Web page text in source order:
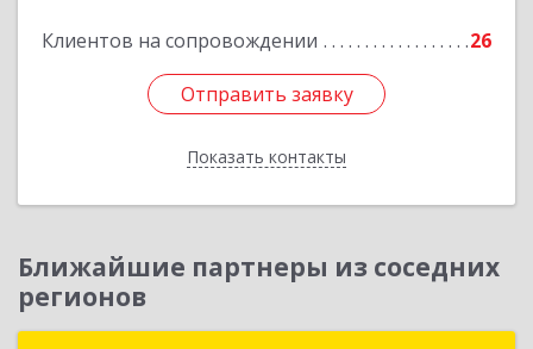
Клиентов на сопровождении 26
Отправить заявку
Показать контакты
Отправить заявку
Назад
Ближайшие партнеры из соседних
регионов